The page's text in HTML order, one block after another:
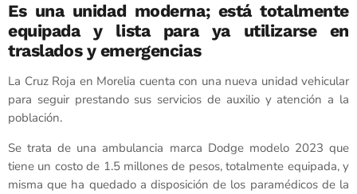
Es una unidad moderna; está totalmente
equipada y lista para ya utilizarse en
traslados y emergencias
La Cruz Roja en Morelia cuenta con una nueva unidad vehicular
para seguir prestando sus servicios de auxilio y atención a la
población.
Se trata de una ambulancia marca Dodge modelo 2023 que
tiene un costo de 1.5 millones de pesos, totalmente equipada, y
misma que ha quedado a disposición de los paramédicos de la